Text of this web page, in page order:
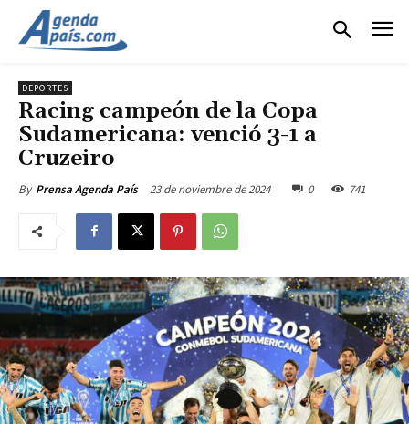
DEPORTES
Racing campeón de la Copa
Sudamericana: venció 3-1 a
Cruzeiro
By Prensa Agenda País 23 de noviembre de 2024 0 741